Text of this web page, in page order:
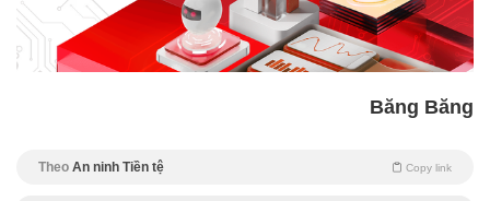
Băng Băng
Theo An ninh Tiền tệ Copy link